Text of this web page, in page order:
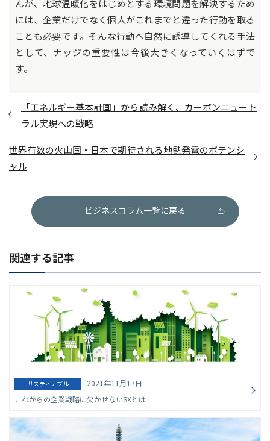
んが、地球温暖化をはじめとする環境問題を解決するため
には、企業だけでなく個人がこれまでと違った行動を取る
ことも必要です。そんな行動へ自然に誘導してくれる手法
として、ナッジの重要性は今後大きくなっていくはずで
す。
「エネルギー基本計画」から読み解く、カーボンニュート
ラル実現への戦略
世界有数の火山国・日本で期待される地熱発電のポテンシ
ャル
ビジネスコラム一覧に戻る
関連する記事
サスティナブル
2021年11月17日
これからの企業戦略に欠かせないSXとは